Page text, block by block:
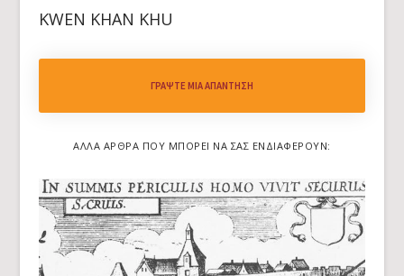
KWEN KHAN KHU
ΓΡΆΨΤΕ ΜΙΑ ΑΠΆΝΤΗΣΗ
ΆΛΛΑ ΆΡΘΡΑ ΠΟΥ ΜΠΟΡΕΊ ΝΑ ΣΑΣ ΕΝΔΙΑΦΈΡΟΥΝ: